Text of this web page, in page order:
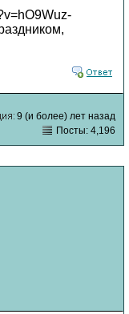
9 (и более) лет назад
Посты: 4,196